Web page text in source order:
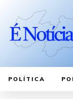
POLÍTICA